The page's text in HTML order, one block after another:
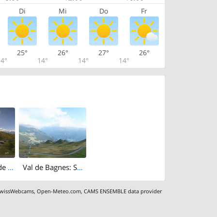
Di Mi Do Fr
25°
14°
26°
14°
27°
14°
26°
Riddes: Croix de Cœur Val de Bagnes: Savoleyres
,Open-Meteo.com,CAMS ENSEMBLE data provider